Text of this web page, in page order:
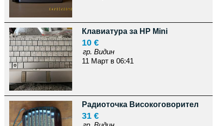
Клавиатура за HP Mini
10 €
гр. Видин
11 Март в 06:41
Радиоточка Високоговорител
31 €